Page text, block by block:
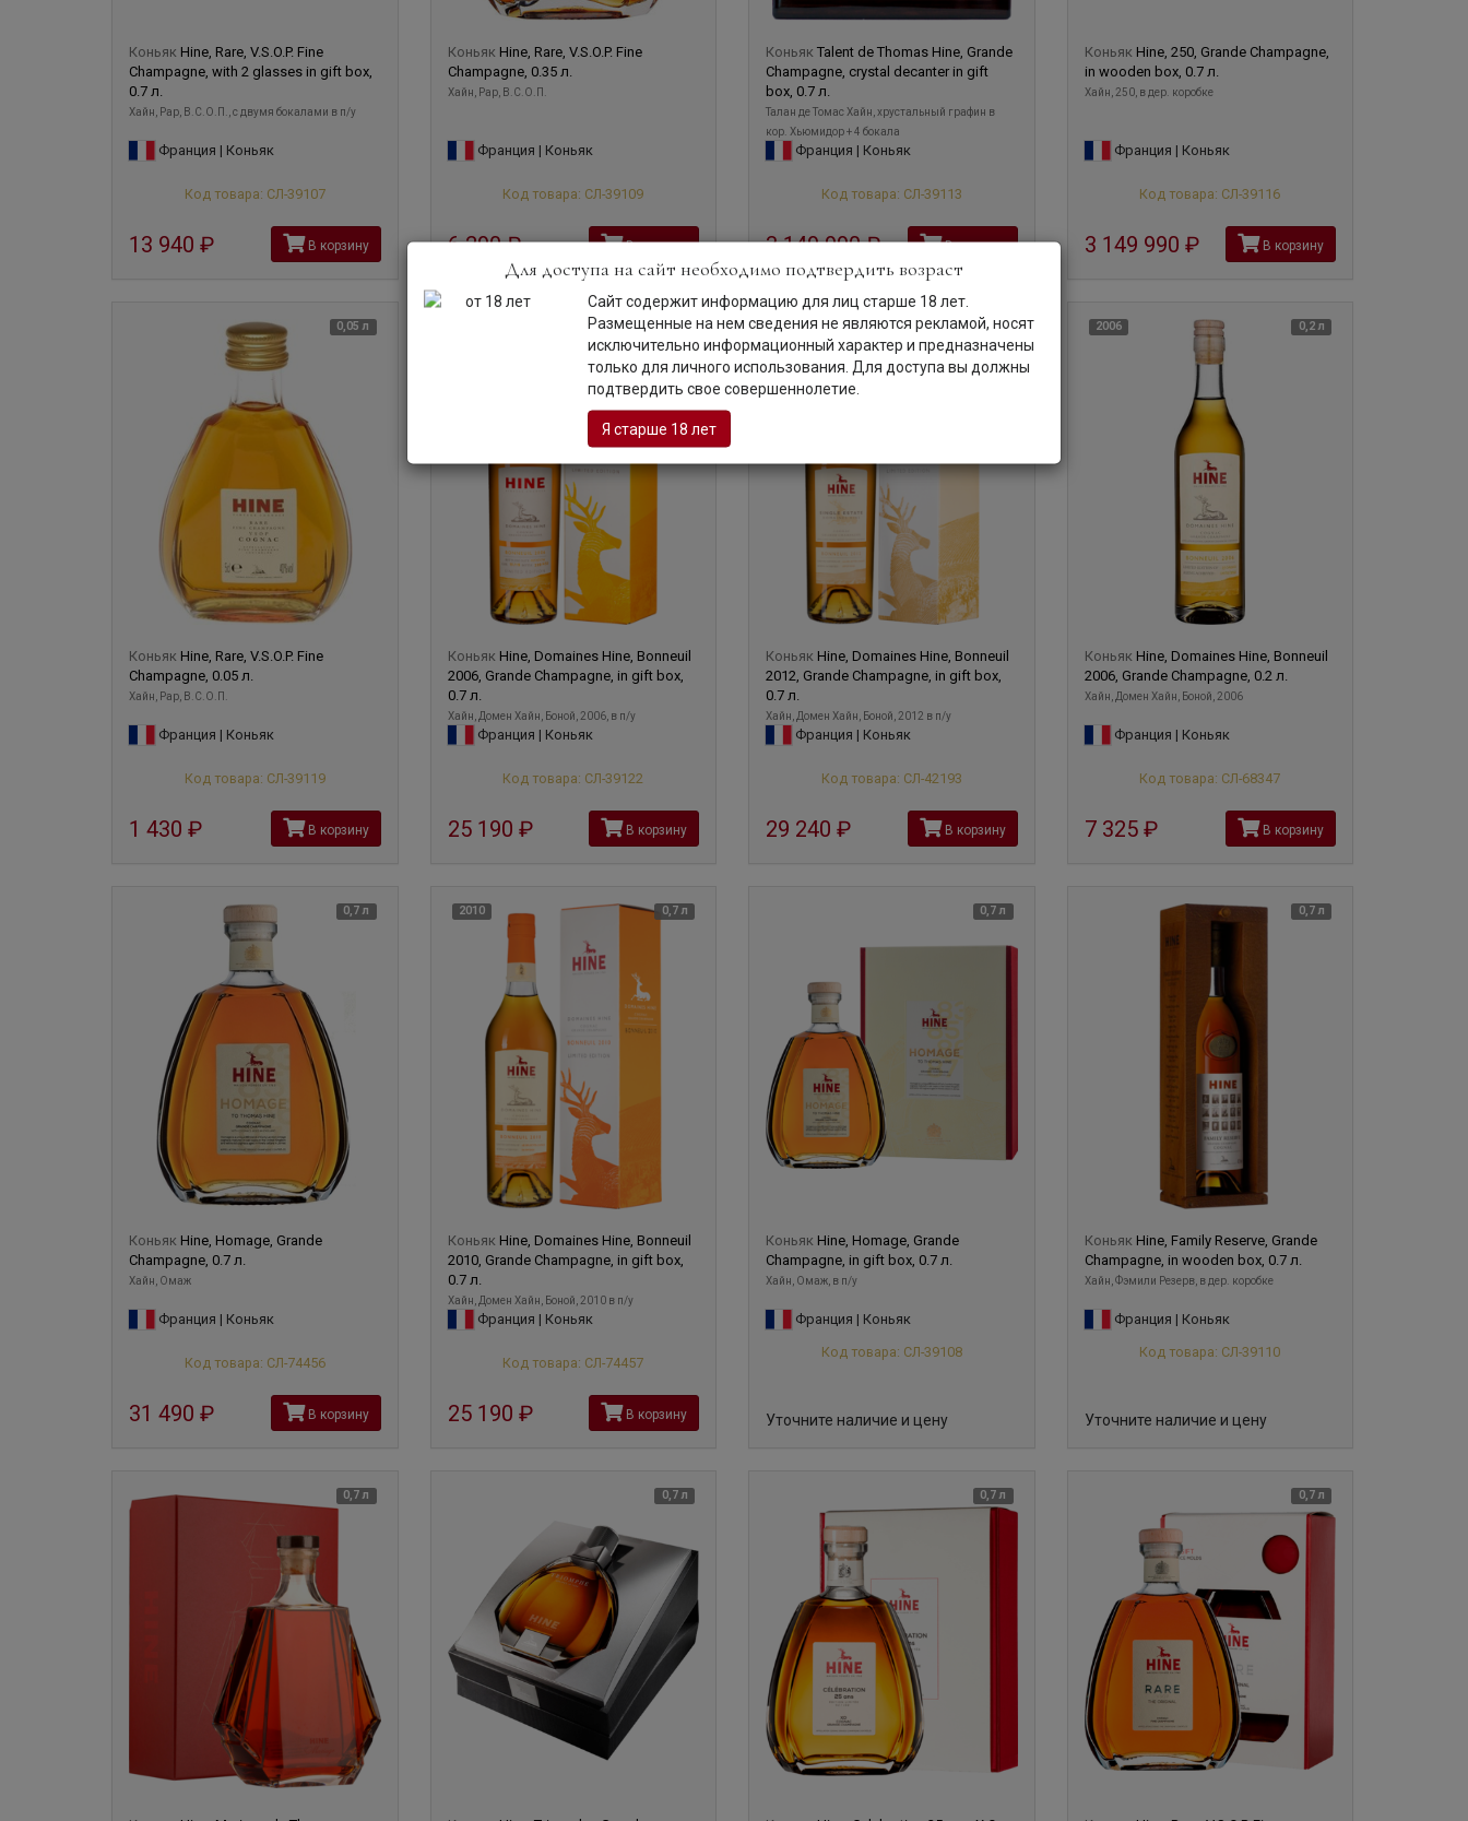
Коньяк Hine, Rare, V.S.O.P. Fine
Champagne, with 2 glasses in gift box,
0.7 л.
Хайн, Рар, В.С.О.П., с двумя бокалами в п/у
Франция | Коньяк
Код товара: СЛ-39107
13 940 В корзину
Коньяк Hine, Rare, V.S.O.P. Fine
Champagne, 0.35 л.
Хайн, Рар, В.С.О.П.
Франция | Коньяк
Код товара: СЛ-39109
6 290 руб В корзину
Коньяк Talent de Thomas Hine, Grande
Champagne, crystal decanter in gift
box, 0.7 л.
Талан де Томас Хайн, хрустальный графин в
кор. Хьюмидор + 4 бокала
Франция | Коньяк
Код товара: СЛ-39113
3 149 990 руб В корзину
Коньяк Hine, 250, Grande Champagne,
in wooden box, 0.7 л.
Хайн, 250, в дер. коробке
Франция | Коньяк
Код товара: СЛ-39116
3 149 990 руб В корзину
0,05 л
Коньяк Hine, Rare, V.S.O.P. Fine
Champagne, 0.05 л.
Хайн, Рар, В.С.О.П.
Франция | Коньяк
Код товара: СЛ-39119
1 430 В корзину
0,7 л
Коньяк Hine, Domaines Hine, Bonneuil
2006, Grande Champagne, in gift box,
0.7 л.
Хайн, Домен Хайн, Боной, 2006, в п/у
Франция | Коньяк
Код товара: СЛ-39122
25 190 В корзину
2012 0,7 л
Коньяк Hine, Domaines Hine, Bonneuil
2012, Grande Champagne, in gift box,
0.7 л.
Хайн, Домен Хайн, Боной, 2012 в п/у
Франция | Коньяк
Код товара: СЛ-42193
29 240 В корзину
2006 0,2 л
Коньяк Hine, Domaines Hine, Bonneuil
2006, Grande Champagne, 0.2 л.
Хайн, Домен Хайн, Боной, 2006
Франция | Коньяк
Код товара: СЛ-68347
7 325 В корзину
0,7 л
Коньяк Hine, Homage, Grande
Champagne, 0.7 л.
Хайн, Омаж
Франция | Коньяк
Код товара: СЛ-74456
31 490 В корзину
2010 0,7 л
Коньяк Hine, Domaines Hine, Bonneuil
2010, Grande Champagne, in gift box,
0.7 л.
Хайн, Домен Хайн, Боной, 2010 в п/у
Франция | Коньяк
Код товара: СЛ-74457
25 190 В корзину
0,7 л
Коньяк Hine, Homage, Grande
Champagne, in gift box, 0.7 л.
Хайн, Омаж, в п/у
Франция | Коньяк
Код товара: СЛ-39108
Уточните наличие и цену
0,7 л
Коньяк Hine, Family Reserve, Grande
Champagne, in wooden box, 0.7 л.
Хайн, Фэмили Резерв, в дер. коробке
Франция | Коньяк
Код товара: СЛ-39110
Уточните наличие и цену
0,7 л 0,7 л 0,7 л 0,7 л
Для доступа на сайт необходимо подтвердить возраст
Сайт содержит информацию для лиц старше 18 лет.
Размещенные на нем сведения не являются рекламой, носят
исключительно информационный характер и предназначены
только для личного использования. Для доступа вы должны
подтвердить свое совершеннолетие.
Я старше 18 лет